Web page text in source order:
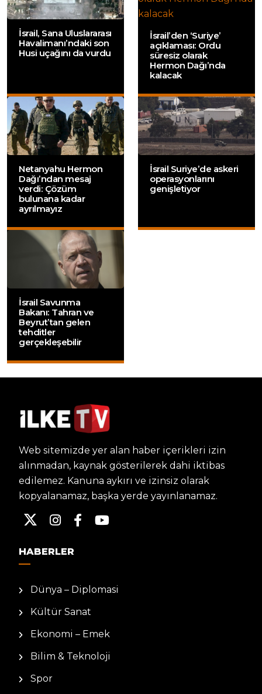
İsrail, Sana Uluslararası
Havalimanı’ndaki son
Husi uçağını da vurdu
İsrail’den ‘Suriye’
açıklaması: Ordu
süresiz olarak
Hermon Dağı’nda
kalacak
Netanyahu Hermon
Dağı’ndan mesaj
verdi: Çözüm
bulunana kadar
ayrılmayız
İsrail Suriye’de askeri
operasyonlarını
genişletiyor
İsrail Savunma
Bakanı: Tahran ve
Beyrut’tan gelen
tehditler
gerçekleşebilir
Web sitemizde yer alan haber içerikleri izin
alınmadan, kaynak gösterilerek dahi iktibas
edilemez. Kanuna aykırı ve izinsiz olarak
kopyalanamaz, başka yerde yayınlanamaz.
HABERLER
Dünya – Diplomasi
Kültür Sanat
Ekonomi – Emek
Bilim & Teknoloji
Spor